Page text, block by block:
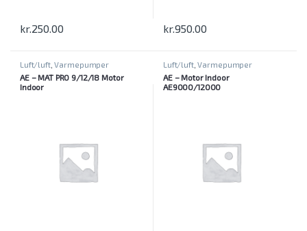
kr.250.00 kr.950.00
Luft/luft,Varmepumper
AE – MAT PRO 9/12/18 Motor
Indoor
Luft/luft,Varmepumper
AE – Motor Indoor
AE9000/12000